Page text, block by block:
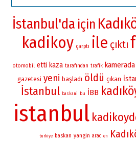
İstanbul'da için
kadikoy çarptı ile çıktı
otomobil etti kaza tarafından trafik kamerada
gazetesi yeni başladı öldü çıkan
İstanbul baskani bu İBB
istanbul
turkiye baskan yangin arac en